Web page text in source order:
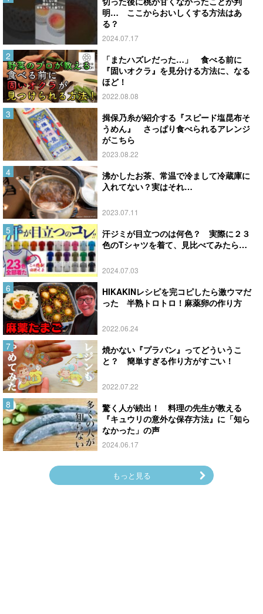
明… ここからおいしくする方法はあ
る？
2024.07.17
「またハズレだった…」 食べる前に
『固いオクラ』を見分ける方法に、なる
ほど！
2022.08.08
揖保乃糸が紹介する『スピード塩昆布そ
うめん』 さっぱり食べられるアレンジ
がこちら
2023.08.22
沸かしたお茶、常温で冷まして冷蔵庫に
入れてない？実はそれ…
2023.07.11
汗ジミが目立つのは何色？ 実際に２３
色のTシャツを着て、見比べてみたら…
2024.07.03
HIKAKINレシピを完コピしたら激ウマだ
った 半熟トロトロ！麻薬卵の作り方
2022.06.24
焼かない『プラバン』ってどういうこ
と？ 簡単すぎる作り方がすごい！
2022.07.22
驚く人が続出！ 料理の先生が教える
『キュウリの意外な保存方法』に「知ら
なかった」の声
2024.06.17
もっと見る